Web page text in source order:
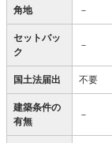
角地 －
セットバッ
ク
－
国土法届出 不要
建築条件の
有無
－